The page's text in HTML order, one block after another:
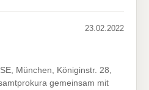
23.02.2022
München, Königinstr. 28,
gemeinsam mit